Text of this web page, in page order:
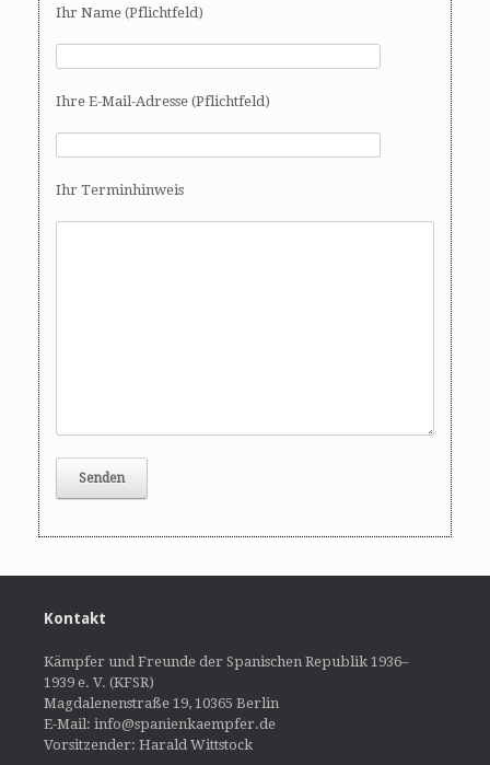
Ihr Name (Pflichtfeld)
Ihre E-Mail-Adresse (Pflichtfeld)
Ihr Terminhinweis
Kontakt
Kämpfer und Freunde der Spanischen Republik 1936–
1939 e. V. (KFSR)
Magdalenenstraße 19, 10365 Berlin
E-Mail: info@spanienkaempfer.de
Vorsitzender: Harald Wittstock